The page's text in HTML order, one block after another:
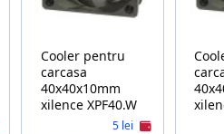
Cooler pentru
carcasa
40x40x10mm
xilence XPF40.W
5 lei